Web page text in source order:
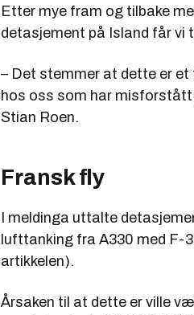
Etter mye fram og tilbake
detasjement på Island får vi
– Det stemmer at dette er et
hos oss som har
Stian Roen.
Fransk fly
I meldinga uttalte
lufttanking fra A330 med F-
artikkelen).
Årsaken til at dette er ville